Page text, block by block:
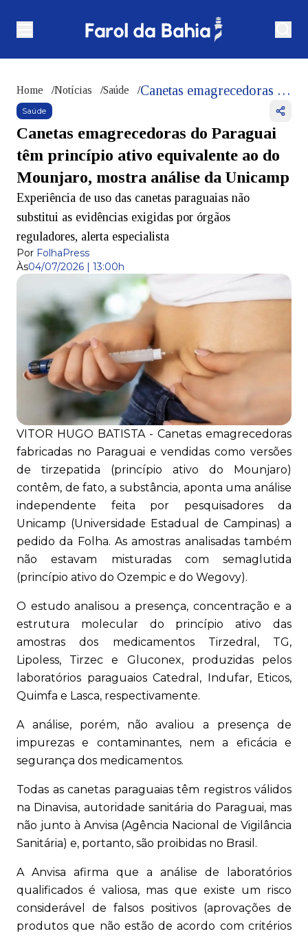
Home /Notícias /Saúde / Canetas emagrecedoras do Paraguai têm princípio ativo equivalente ao do Mounjaro, mostra análise da Unicamp
Saúde
Canetas emagrecedoras do Paraguai
têm princípio ativo equivalente ao do
Mounjaro, mostra análise da Unicamp
Experiência de uso das canetas paraguaias não
substitui as evidências exigidas por órgãos
reguladores, alerta especialista
Por FolhaPress
Às04/07/2026 | 13:00h
VITOR HUGO BATISTA - Canetas emagrecedoras
fabricadas no Paraguai e vendidas como versões
de tirzepatida (princípio ativo do Mounjaro)
contêm, de fato, a substância, aponta uma análise
independente feita por pesquisadores da
Unicamp (Universidade Estadual de Campinas) a
pedido da Folha. As amostras analisadas também
não estavam misturadas com semaglutida
(princípio ativo do Ozempic e do Wegovy).
O estudo analisou a presença, concentração e a
estrutura molecular do princípio ativo das
amostras dos medicamentos Tirzedral, TG,
Lipoless, Tirzec e Gluconex, produzidas pelos
laboratórios paraguaios Catedral, Indufar, Eticos,
Quimfa e Lasca, respectivamente.
A análise, porém, não avaliou a presença de
impurezas e contaminantes, nem a eficácia e
segurança dos medicamentos.
Todas as canetas paraguaias têm registros válidos
na Dinavisa, autoridade sanitária do Paraguai, mas
não junto à Anvisa (Agência Nacional de Vigilância
Sanitária) e, portanto, são proibidas no Brasil.
A Anvisa afirma que a análise de laboratórios
qualificados é valiosa, mas que existe um risco
considerável de falsos positivos (aprovações de
produtos que não estão de acordo com critérios